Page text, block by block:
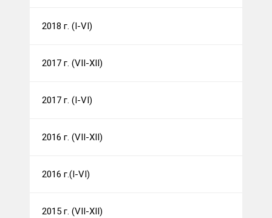
2018 г. (I-VI)
2017 г. (VII-XII)
2017 г. (I-VI)
2016 г. (VII-XII)
2016 г.(I-VI)
2015 г. (VII-XII)